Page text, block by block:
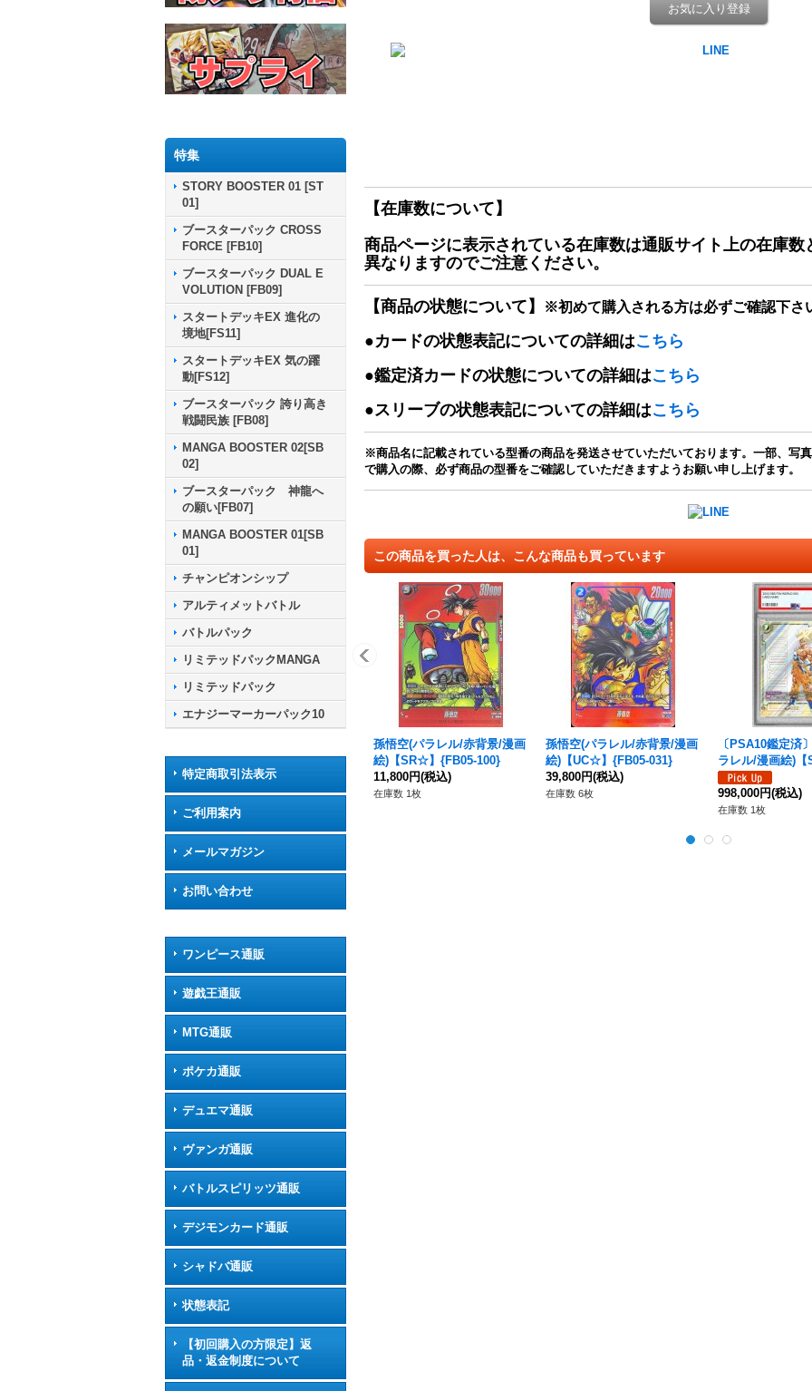
特集
STORY BOOSTER 01 [ST
01]
ブースターパック CROSS
FORCE [FB10]
ブースターパック DUAL E
VOLUTION [FB09]
スタートデッキEX 進化の
境地[FS11]
スタートデッキEX 気の躍
動[FS12]
ブースターパック 誇り高き
戦闘民族 [FB08]
MANGA BOOSTER 02[SB
02]
ブースターパック 神龍へ
の願い[FB07]
MANGA BOOSTER 01[SB
01]
チャンピオンシップ
アルティメットバトル
バトルパック
リミテッドパックMANGA
リミテッドパック
エナジーマーカーパック10
特定商取引法表示
ご利用案内
メールマガジン
お問い合わせ
ワンピース通販
遊戯王通販
MTG通販
ポケカ通販
デュエマ通販
ヴァンガ通販
バトルスピリッツ通販
デジモンカード通販
シャドバ通販
状態表記
【初回購入の方限定】返
品・返金制度について
お気に入り登録
【在庫数について】
商品ページに表示されている在庫数は通販サイト上の在庫
異なりますのでご注意ください。
【商品の状態について】 ※初めて購入される方は必ずご確認下さ
●カードの状態表記についての詳細はこちら
●鑑定済カードの状態についての詳細はこちら
●スリーブの状態表記についての詳細はこちら
※商品名に記載されている型番の商品を発送させていただいております。一部、写
で購入の際、必ず商品の型番をご確認していただきますようお願い申し上げます。
この商品を買った人は、こんな商品も買っています
孫悟空(パラレル/赤背景/漫画
絵)【SR☆】{FB05-100}
11,800円(税込)
在庫数 1枚
孫悟空(パラレル/赤背景/漫画
絵)【UC☆】{FB05-031}
39,800円(税込)
在庫数 6枚
〔PSA10鑑定済
ラレル/漫画絵)
{FB05-119[SB01]}
998,000円(税込)
在庫数 1枚